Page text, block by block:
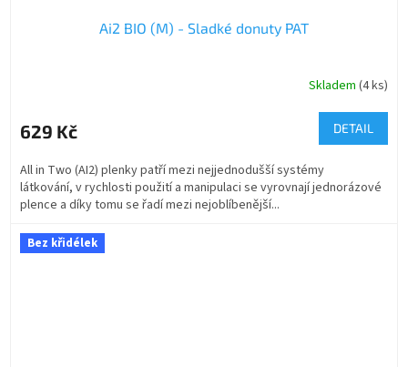
Ai2 BIO (M) - Sladké donuty PAT
Skladem (4 ks)
629 Kč DETAIL
All in Two (AI2) plenky patří mezi nejjednodušší systémy
látkování, v rychlosti použití a manipulaci se vyrovnají jednorázové
plence a díky tomu se řadí mezi nejoblíbenější...
Bez křidélek